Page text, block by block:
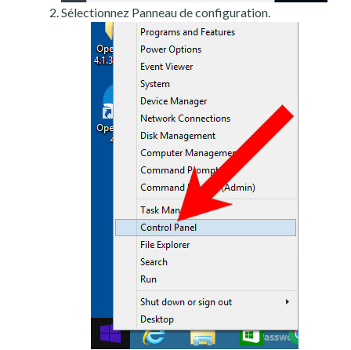
Sélectionnez Panneau de configuration.